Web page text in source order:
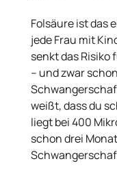
Folsäure ist das
jede Frau mit
senkt das Risiko
– und zwar
weißt, dass du
liegt bei 400
schon drei